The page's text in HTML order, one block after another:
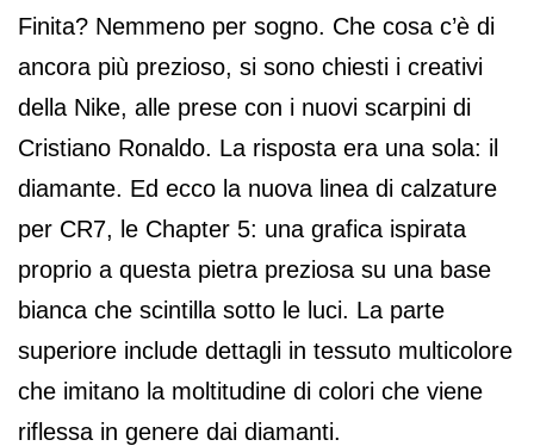
Finita? Nemmeno per sogno. Che cosa c’è di
ancora più prezioso, si sono chiesti i creativi
della Nike, alle prese con i nuovi scarpini di
Cristiano Ronaldo. La risposta era una sola: il
diamante. Ed ecco la nuova linea di calzature
per CR7, le Chapter 5: una grafica ispirata
proprio a questa pietra preziosa su una base
bianca che scintilla sotto le luci. La parte
superiore include dettagli in tessuto multicolore
che imitano la moltitudine di colori che viene
riflessa in genere dai diamanti.